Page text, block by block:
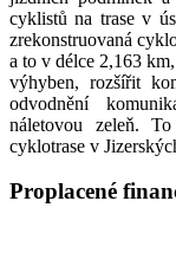
cyklistů na trase v
zrekonstruovaná
a to v délce 2,163
výhyben, rozšířit
odvodnění
náletovou zeleň.
cyklotrase v
Proplacené